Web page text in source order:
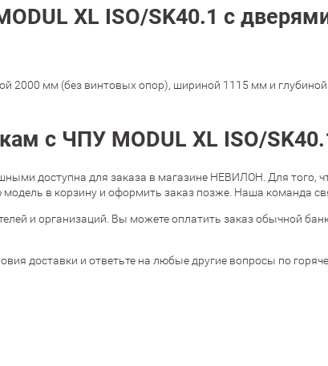
XL ISO/SK40.1 с
2000 мм (без винтовых опор), шириной 1115 мм и
с ЧПУ MODUL XL ISO/
доступна для заказа в магазине НЕВИЛОН. Для того,
в корзину и оформить заказ позже. Наша команда
и организаций. Вы можете оплатить заказ обычной
доставки и ответьте на любые другие вопросы по